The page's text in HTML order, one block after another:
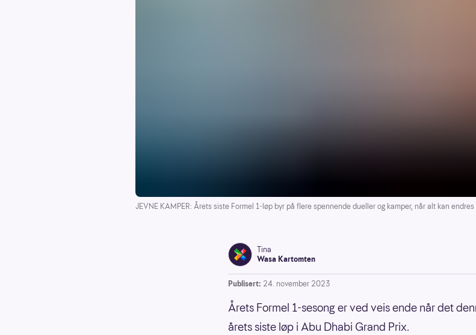
JEVNE KAMPER: Årets siste Formel 1-løp byr på flere spennende dueller og kamper, når alt kan
Tina
Wasa Kartomten
Publisert: 24. november 2023
Årets Formel 1-sesong er ved veis ende når det
årets siste løp i Abu Dhabi Grand Prix.